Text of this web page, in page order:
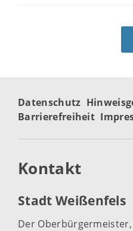
Datenschutz
Barrierefreiheit
Kontakt
Stadt Weißenfels
Der